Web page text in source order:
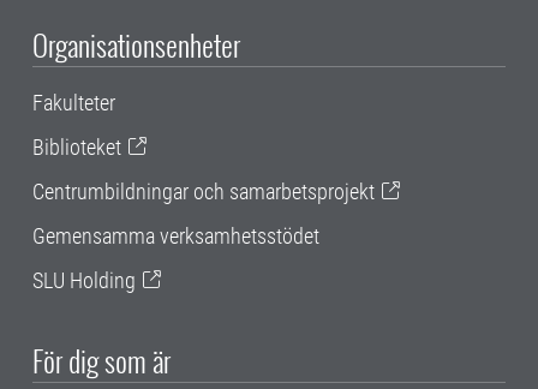
Organisationsenheter
Fakulteter
Biblioteket
Centrumbildningar och samarbetsprojekt
Gemensamma verksamhetsstödet
SLU Holding
För dig som är